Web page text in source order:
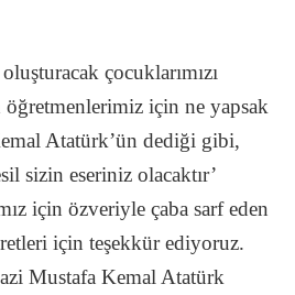
çocuklarımızı
için ne yapsak
Atatürk’ün dediği gibi,
sizin eseriniz olacaktır’
için özveriyle çaba sarf eden
için teşekkür ediyoruz.
Mustafa Kemal Atatürk